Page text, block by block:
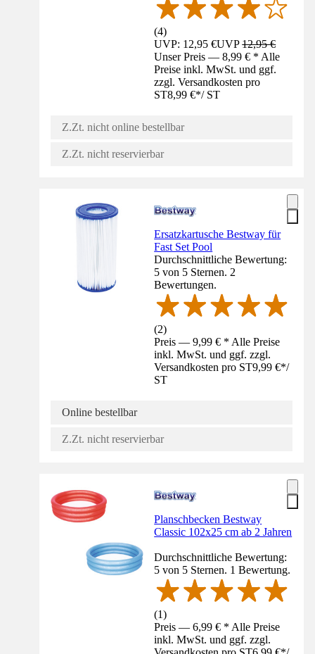
(4)
UVP: 12,95 €UVP12,95 €
Unser Preis — 8,99 € * Alle
Preise inkl. MwSt. und ggf.
zzgl. Versandkosten pro
ST8,99 €*/ ST
Z.Zt. nicht online bestellbar
Z.Zt. nicht reservierbar
Ersatzkartusche Bestway für
Fast Set Pool
Durchschnittliche Bewertung:
5 von 5 Sternen. 2
Bewertungen.
(2)
Preis — 9,99 € * Alle Preise
inkl. MwSt. und ggf. zzgl.
Versandkosten pro ST9,99 €*/
ST
Online bestellbar
Z.Zt. nicht reservierbar
Planschbecken Bestway
Classic 102x25 cm ab 2 Jahren
Durchschnittliche Bewertung:
5 von 5 Sternen. 1 Bewertung.
(1)
Preis — 6,99 € * Alle Preise
inkl. MwSt. und ggf. zzgl.